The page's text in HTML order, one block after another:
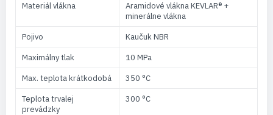
Materiál vlákna
Aramidové vlákna KEVLAR® +
minerálne vlákna
Pojivo
Kaučuk NBR
Maximálny tlak
10 MPa
Max. teplota krátkodobá
350 °C
Teplota trvalej
prevádzky
300 °C